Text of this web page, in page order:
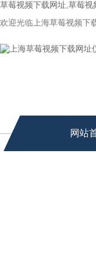
草莓视频下载网址,草莓
欢迎光临上海草莓视频下载
网站